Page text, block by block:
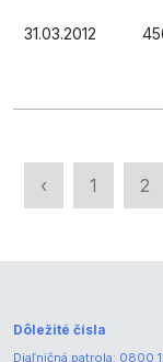
31.03.2012
‹ 1 2
Dôležité čísla
Diaľničná patrola: 0800